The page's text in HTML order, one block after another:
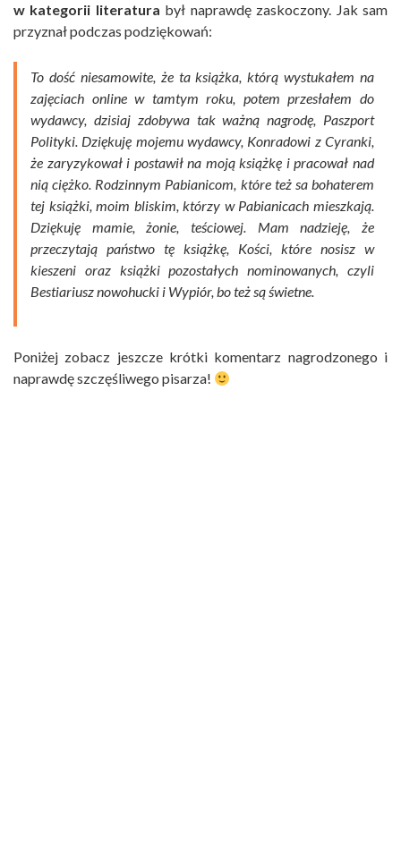
w kategorii literatura był naprawdę zaskoczony. Jak sam
przyznał podczas podziękowań:
To dość niesamowite, że ta książka, którą wystukałem na
zajęciach online w tamtym roku, potem przesłałem do
wydawcy, dzisiaj zdobywa tak ważną nagrodę, Paszport
Polityki. Dziękuję mojemu wydawcy, Konradowi z Cyranki,
że zaryzykował i postawił na moją książkę i pracował nad
nią ciężko. Rodzinnym Pabianicom, które też sa bohaterem
tej książki, moim bliskim, którzy w Pabianicach mieszkają.
Dziękuję mamie, żonie, teściowej. Mam nadzieję, że
przeczytają państwo tę książkę, Kości, które nosisz w
kieszeni oraz książki pozostałych nominowanych, czyli
Bestiariusz nowohucki i Wypiór, bo też są świetne.
Poniżej zobacz jeszcze krótki komentarz nagrodzonego i
naprawdę szczęśliwego pisarza!